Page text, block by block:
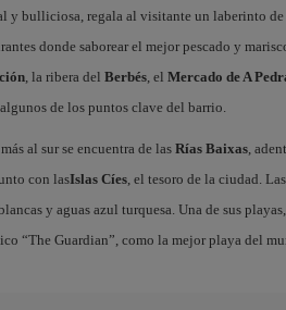
y bulliciosa, regala al visitante un laberinto de
donde saborear el mejor pescado y
, la ribera del Berbés, el Mercado de A
de los puntos clave del barrio.
al sur se encuentra de lasRías Baixas,
con lasIslas Cíes, el tesoro de la ciudad.
y aguas azul turquesa. Una de sus
“The Guardian”, como la mejor playa del